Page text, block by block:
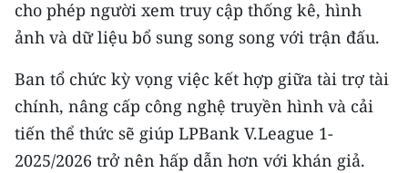
ENGLISH
FRANÇAIS
РУССКИЙ
cho phép người xem truy cập thống kê, hình
ảnh và dữ liệu bổ sung song song với trận đấu.
Ban tổ chức kỳ vọng việc kết hợp giữa tài trợ tài
chính, nâng cấp công nghệ truyền hình và cải
tiến thể thức sẽ giúp LPBank V.League 1-
2025/2026 trở nên hấp dẫn hơn với khán giả.